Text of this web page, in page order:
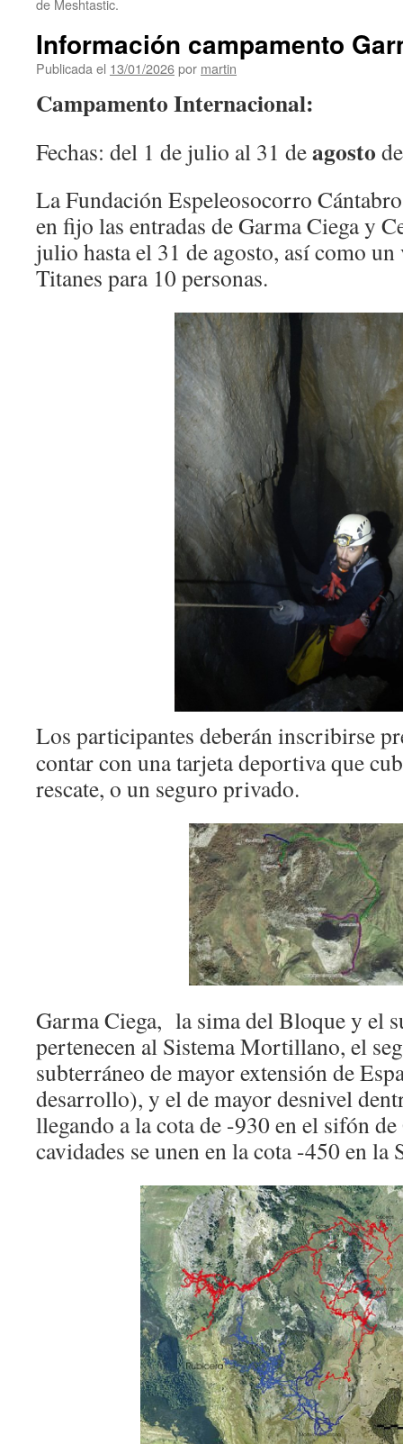
de Meshtastic.
Información campamento
Publicada el 13/01/2026por martin
Campamento Internacional:
Fechas: del 1 de julio al 31 deagosto
La Fundación Espeleosocorro
en fijo las entradas de Garma Ciega y
julio hasta el 31 de agosto, así como
Titanes para 10 personas.
Los participantes deberán inscribirse
contar con una tarjeta deportiva que
rescate, o un seguro privado.
Garma Ciega, la sima del Bloque y el
pertenecen al Sistema Mortillano, el
subterráneo de mayor extensión de
desarrollo), y el de mayor desnivel
llegando a la cota de -930 en el sifón
cavidades se unen en la cota -450 en la